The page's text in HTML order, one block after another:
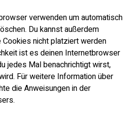
verwenden um automatisch
Du kannst außerdem
nicht platziert werden
ist es deinen Internetbrowser
jedes Mal benachrichtigt wirst,
Für weitere Information über
die Anweisungen in der